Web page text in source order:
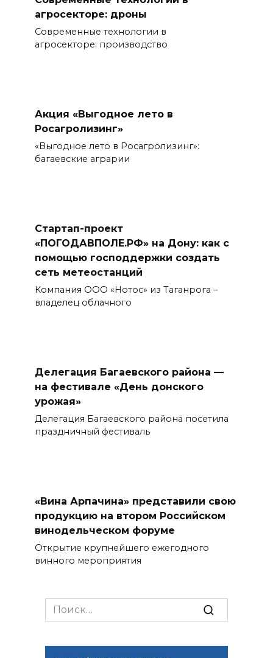
агросекторе: дроны
Современные технологии в
агросекторе: производство
Акция «Выгодное лето в
Росагролизинг»
«Выгодное лето в Росагролизинг»:
багаевские аграрии
Стартап-проект
«ПОГОДАВПОЛЕ.РФ» на Дону: как с
помощью господдержки создать
сеть метеостанций
Компания ООО «Нотос» из Таганрога –
владелец облачного
Делегация Багаевского района —
на фестивале «День донского
урожая»
Делегация Багаевского района посетила
праздничный фестиваль
«Вина Арпачина» представили свою
продукцию на втором Российском
винодельческом форуме
Открытие крупнейшего ежегодного
винного мероприятия
Search
for: